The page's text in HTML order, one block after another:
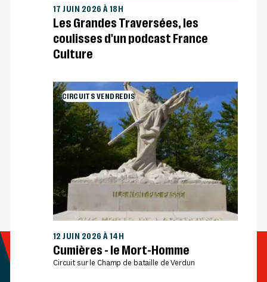
17 JUIN 2026 À 18H
Les Grandes Traversées, les
coulisses d'un podcast France
Culture
CIRCUITS VENDREDIS
12 JUIN 2026 À 14H
Cumières - le Mort-Homme
Circuit sur le Champ de bataille de Verdun